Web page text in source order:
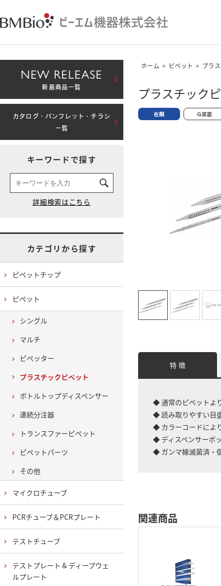
ホーム > ピペット > プラ
プラスチック
特 徴
◆ 通常のピペットよ
◆ 読み取りやすい目
◆ カラーコードによ
◆ ディスペンサーボ
◆ ガンマ線滅菌済・
関連商品
NEW RELEASE
新着商品一覧
カタログ・パンフレット・チラシ
一覧
キーワードで探す
カテゴリから探す
ピペットチップ
ピペット
シングル
マルチ
ピペッター
プラスチックピペット
ボトルトップディスペンサー
連続分注器
トランスファーピペット
ピペットパーツ
その他
マイクロチューブ
PCRチューブ＆PCRプレート
テストチューブ
テストプレート & ディープウェ
ルプレート